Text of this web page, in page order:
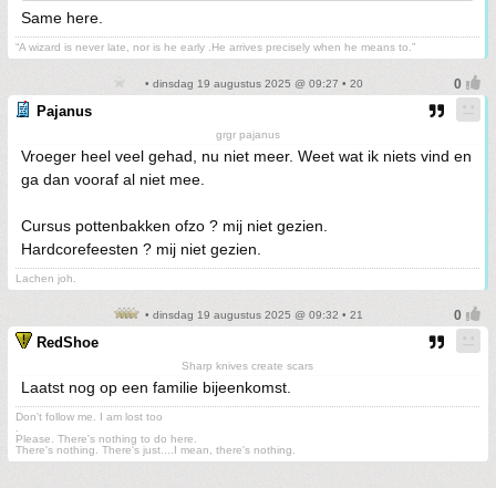
Same here.
“A wizard is never late, nor is he early .He arrives precisely when he means to.”
• dinsdag 19 augustus 2025 @ 09:27 • 20
Pajanus
grgr pajanus
Vroeger heel veel gehad, nu niet meer. Weet wat ik niets vind en
ga dan vooraf al niet mee.
Cursus pottenbakken ofzo ? mij niet gezien.
Hardcorefeesten ? mij niet gezien.
Lachen joh.
• dinsdag 19 augustus 2025 @ 09:32 • 21
RedShoe
Sharp knives create scars
Laatst nog op een familie bijeenkomst.
Don't follow me. I am lost too
Please. There's nothing to do here.
There's nothing. There's just....I mean, there's nothing.